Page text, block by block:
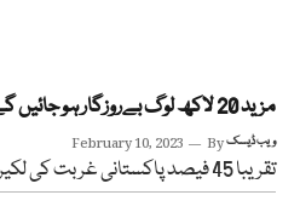
مزید 20 لاکھ لوگ بےروزگار ہو جائیں گے، ماہر معاشیات کا انکشاف
February 10, 2023 Byویب ڈیسک
تقریبا 45 فیصد پاکستانی غربت کی لکیر سے بھی نیچے چلے جائیں گے۔